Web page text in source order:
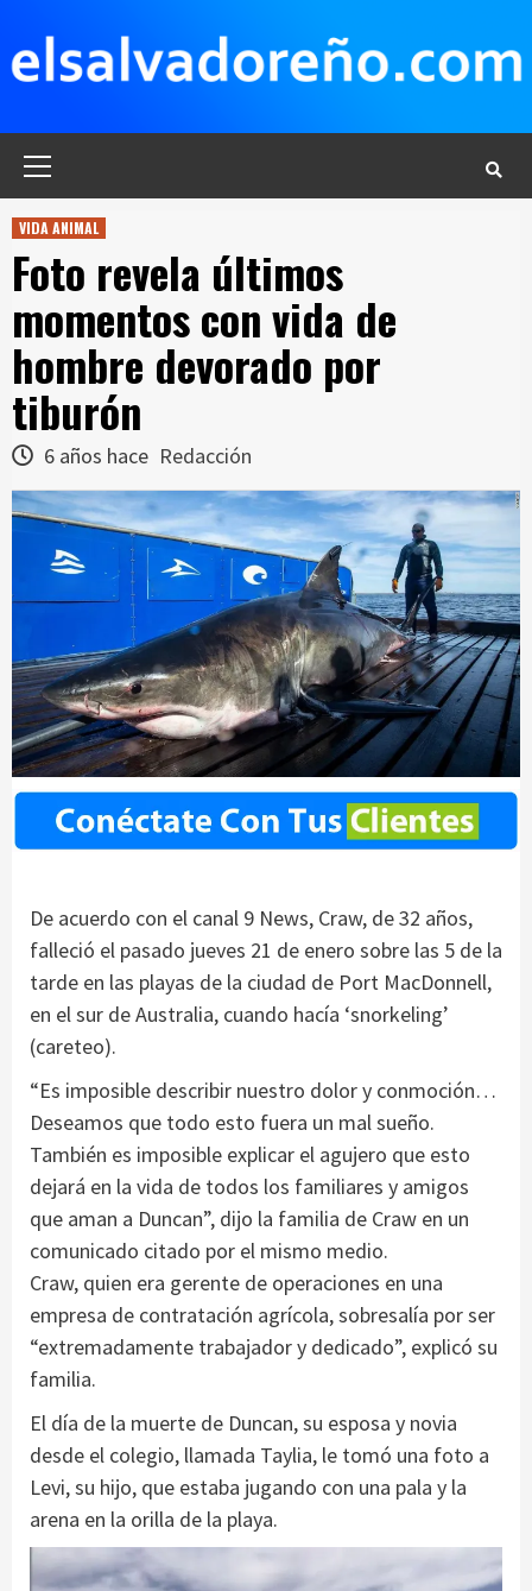
contenido
VIDA ANIMAL
Foto revela últimos
momentos con vida de
hombre devorado por
tiburón
6 años hace Redacción
De acuerdo con el canal 9 News, Craw, de 32 años,
falleció el pasado jueves 21 de enero sobre las 5 de la
tarde en las playas de la ciudad de Port MacDonnell,
en el sur de Australia, cuando hacía ‘snorkeling’
(careteo).
“Es imposible describir nuestro dolor y conmoción…
Deseamos que todo esto fuera un mal sueño.
También es imposible explicar el agujero que esto
dejará en la vida de todos los familiares y amigos
que aman a Duncan”, dijo la familia de Craw en un
comunicado citado por el mismo medio.
Craw, quien era gerente de operaciones en una
empresa de contratación agrícola, sobresalía por ser
“extremadamente trabajador y dedicado”, explicó su
familia.
El día de la muerte de Duncan, su esposa y novia
desde el colegio, llamada Taylia, le tomó una foto a
Levi, su hijo, que estaba jugando con una pala y la
arena en la orilla de la playa.